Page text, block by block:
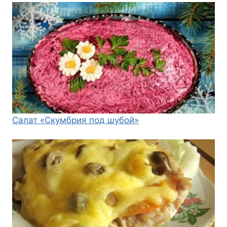
Салат «Скумбрия под шубой»